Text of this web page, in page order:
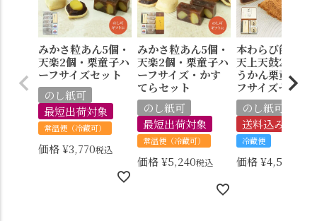
みかさ粒あん5個・
天楽2個・栗童子ハ
ーフサイズセット
のし紙可
最短出荷対象
常温便（冷蔵可）
価格¥3,770税込
みかさ粒あん5個・
天楽2個・栗童子ハ
ーフサイズ・かす
てらセット
のし紙可
最短出荷対象
常温便（冷蔵可）
価格¥5,240税込
本わらび餅
天上天鼓2個・
うかん栗童子ハ
フサイズセット
のし紙可
送料込み
冷蔵便
価格¥4,570